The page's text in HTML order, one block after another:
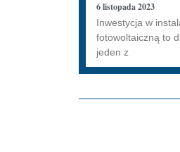
6 listopada 2023
Inwestycja w
fotowoltaiczną to
jeden z